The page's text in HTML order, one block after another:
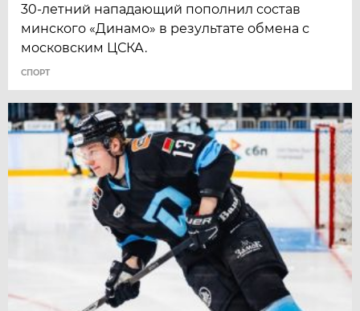
30-летний нападающий пополнил состав
минского «Динамо» в результате обмена с
московским ЦСКА.
СПОРТ